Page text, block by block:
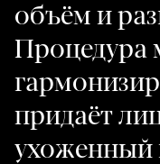
объём и
Процедура
придаёт
ухоженный